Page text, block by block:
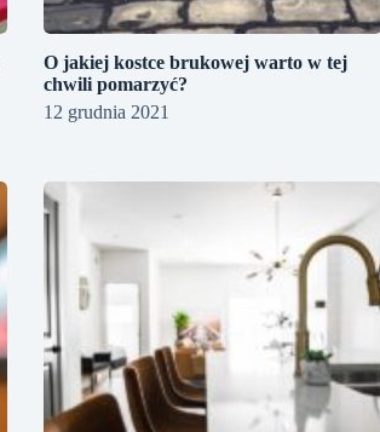
O jakiej kostce brukowej warto w tej
chwili pomarzyć?
12 grudnia 2021